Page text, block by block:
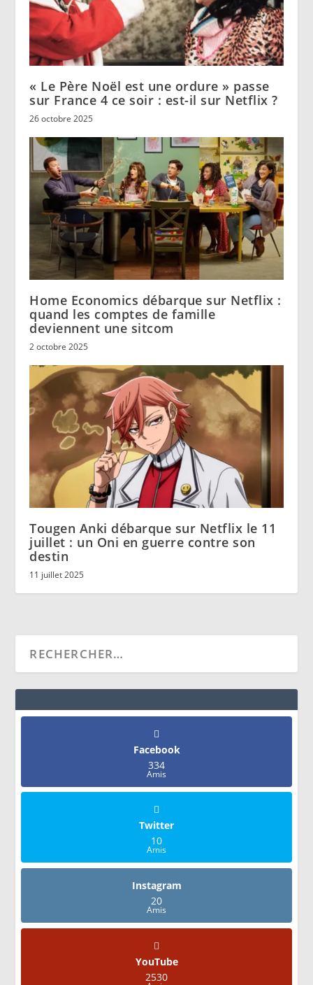
« Le Père Noël est une ordure » passe
sur France 4 ce soir : est-il sur Netflix ?
26 octobre 2025
Home Economics débarque sur Netflix :
quand les comptes de famille
deviennent une sitcom
2 octobre 2025
Tougen Anki débarque sur Netflix le 11
juillet : un Oni en guerre contre son
destin
11 juillet 2025
Facebook
334
Amis
Twitter
10
Amis
Instagram
20
Amis
YouTube
2530